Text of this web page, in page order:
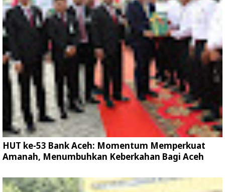
HUT ke-53 Bank Aceh: Momentum Memperkuat
Amanah, Menumbuhkan Keberkahan Bagi Aceh